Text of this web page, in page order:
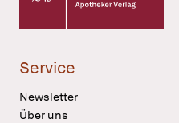
Service
Newsletter
Über uns